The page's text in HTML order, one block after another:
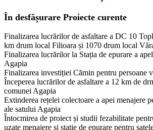
În desfășurare Proiecte curente
Finalizarea lucrărilor de asfaltare a DC 10
km drum local Filioara și 1070 drum local
Finalizarea lucrărilor la Stația de epurare a
Agapia
Finalizarea investiției Cămin pentru persoane
Începerea lucrărilor de asfaltare a 12 km de
comunei Agapia
Extinderea rețelei colectoare a apei menajere
ale satului Agapia
Întocmirea de proiect și studii fezabilitate
uzate menajere și stație de epurare pentru